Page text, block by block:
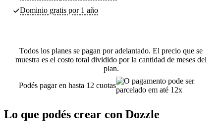
Dominio gratis por 1 año
Todos los planes se pagan por adelantado. El precio que se
muestra es el costo total dividido por la cantidad de meses del
plan.
Podés pagar en hasta 12 cuotas
Lo que podés crear con Dozzle